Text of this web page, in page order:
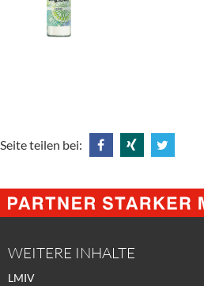
Seite teilen bei:
@
Facebook
@
Xing
@
Twitter
WEITERE INHALTE
LMIV